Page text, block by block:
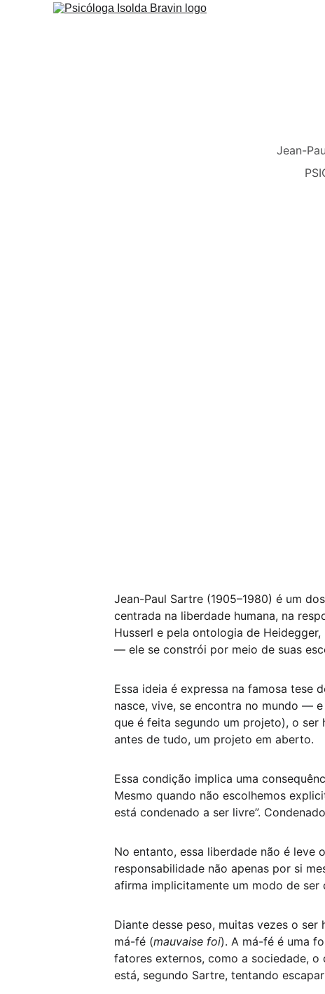
Jean-
Jean-Paul Sartre (1905–1980) é um
centrada na liberdade humana, na
Husserl e pela ontologia de
— ele se constrói por meio de suas
Essa ideia é expressa na famosa tese
nasce, vive, se encontra no mundo —
que é feita segundo um projeto), o ser
antes de tudo, um projeto em aberto.
Essa condição implica uma
Mesmo quando não escolhemos
está condenado a ser livre”.
No entanto, essa liberdade não é leve
responsabilidade não apenas por si
afirma implicitamente um modo de
Diante desse peso, muitas vezes o
má-fé (mauvaise foi). A má-fé é uma
fatores externos, como a sociedade, o
está, segundo Sartre, tentando